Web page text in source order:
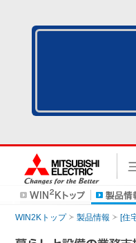
WIN2Kトップ 製品情報 [住